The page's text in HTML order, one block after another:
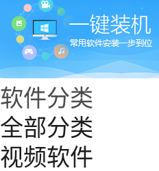
软件分类
全部分类
视频软件